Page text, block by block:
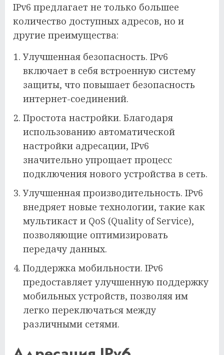
IPv6 предлагает не только большее
количество доступных адресов, но и
другие преимущества:
Улучшенная безопасность. IPv6
включает в себя встроенную систему
защиты, что повышает безопасность
интернет-соединений.
Простота настройки. Благодаря
использованию автоматической
настройки адресации, IPv6
значительно упрощает процесс
подключения нового устройства в сеть.
Улучшенная производительность. IPv6
внедряет новые технологии, такие как
мультикаст и QoS (Quality of Service),
позволяющие оптимизировать
передачу данных.
Поддержка мобильности. IPv6
предоставляет улучшенную поддержку
мобильных устройств, позволяя им
легко переключаться между
различными сетями.